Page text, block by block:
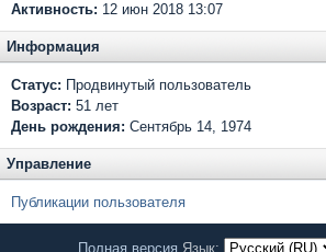
Активность: 12 июн 2018 13:07
Информация
Статус: Продвинутый пользователь
Возраст: 51 лет
День рождения: Сентябрь 14, 1974
Управление
Публикации пользователя
Полная версия Язык: